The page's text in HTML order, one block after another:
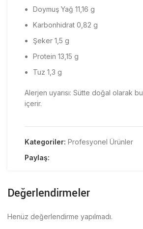
Doymuş Yağ 11,16 g
Karbonhidrat 0,82 g
Şeker 1,5 g
Protein 13,15 g
Tuz 1,3 g
Alerjen uyarısı: Sütte doğal olarak
içerir.
Kategoriler: Profesyonel Ürünler
Paylaş:
Değerlendirmeler
Henüz değerlendirme yapılmadı.